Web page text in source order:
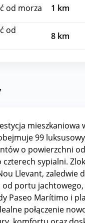
od morza 1 km
od
8 km
mieszkaniowa
99
o powierzchni od
czterech sypialni.
Llevant, zaledwie
od portu
Paseo Marítimo i
połączenie